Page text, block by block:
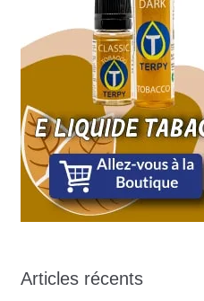
Articles récents